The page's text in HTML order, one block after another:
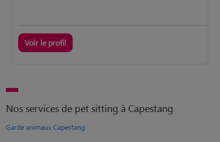
Voir le profil
Nos services de pet sitting à Capestang
Garde animaux Capestang